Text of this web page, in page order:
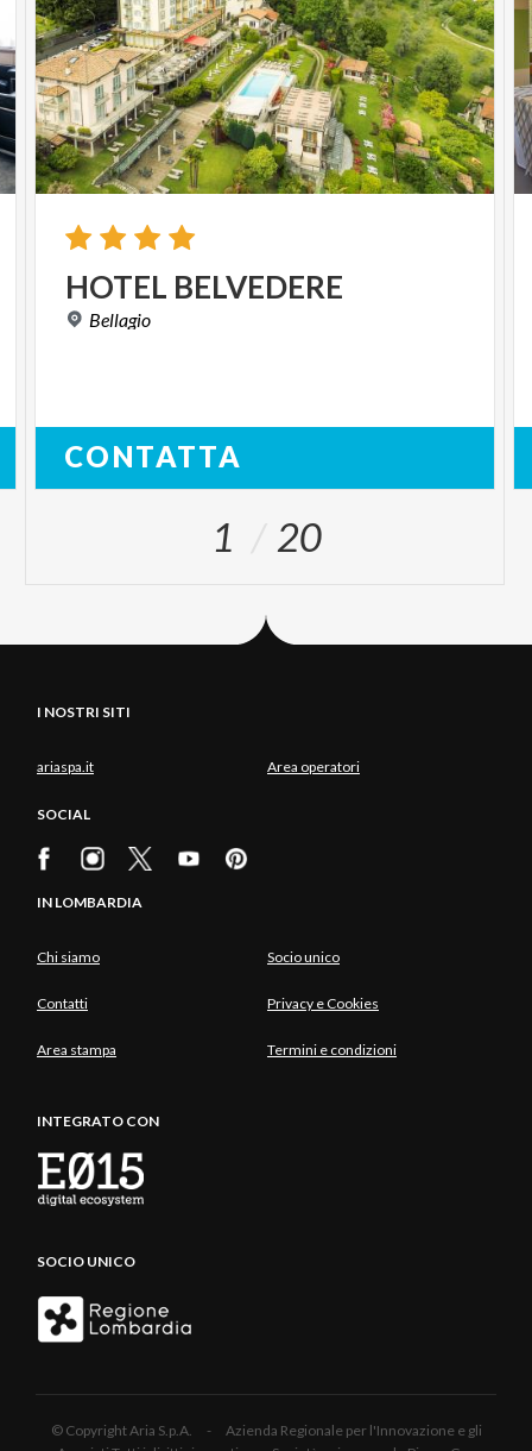
HOTEL BELVEDERE
Bellagio
CONTATTA
1 20
I NOSTRI SITI
ariaspa.it Area operatori
SOCIAL
IN LOMBARDIA
Chi siamo Socio unico
Contatti Privacy e Cookies
Area stampa Termini e condizioni
INTEGRATO CON
SOCIO UNICO
© Copyright Aria S.p.A. - Azienda Regionale per l'Innovazione e gli